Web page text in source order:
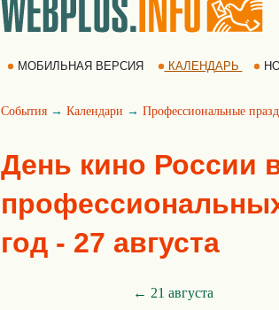
МОБИЛЬНАЯ ВЕРСИЯ КАЛЕНДАРЬ
События → Календари → Профессиональные
День кино России
год - 27 августа
← 21 августа